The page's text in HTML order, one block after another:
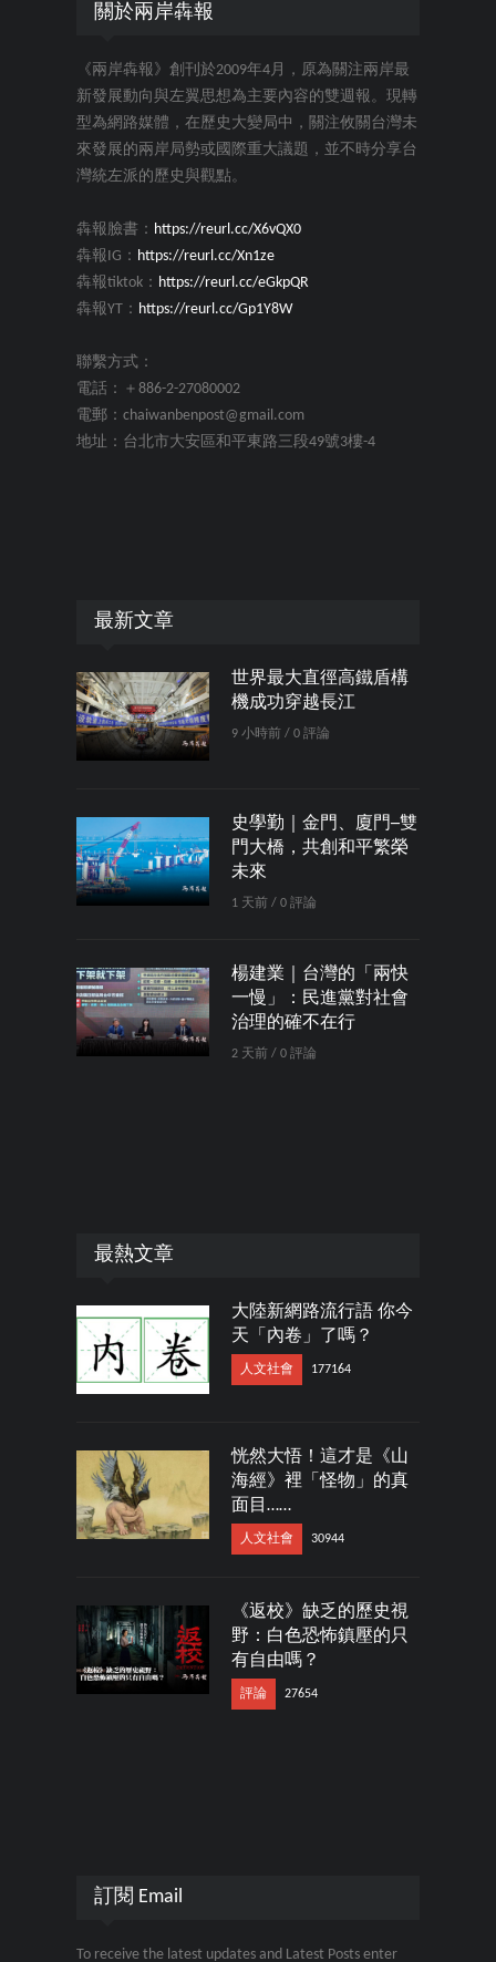
關於兩岸犇報
《兩岸犇報》創刊於2009年4月，原為關注兩岸最
新發展動向與左翼思想為主要內容的雙週報。現轉
型為網路媒體，在歷史大變局中，關注攸關台灣未
來發展的兩岸局勢或國際重大議題，並不時分享台
灣統左派的歷史與觀點。
犇報臉書： https://reurl.cc/X6vQX0
犇報IG： https://reurl.cc/Xn1ze
犇報tiktok： https://reurl.cc/eGkpQR
犇報YT： https://reurl.cc/Gp1Y8W
聯繫方式：
電話：＋886-2-27080002
電郵：chaiwanbenpost@gmail.com
地址：台北市大安區和平東路三段49號3樓-4
最新文章
世界最大直徑高鐵盾構
機成功穿越長江
9 小時前 / 0 評論
史學勤｜金門、廈門─雙
門大橋，共創和平繁榮
未來
1 天前 / 0 評論
楊建業｜台灣的「兩快
一慢」：民進黨對社會
治理的確不在行
2 天前 / 0 評論
最熱文章
大陸新網路流行語 你今
天「內卷」了嗎？
人文社會 177164
恍然大悟！這才是《山
海經》裡「怪物」的真
面目……
人文社會 30944
《返校》缺乏的歷史視
野：白色恐怖鎮壓的只
有自由嗎？
評論 27654
訂閱 Email
To receive the latest updates and Latest Posts enter